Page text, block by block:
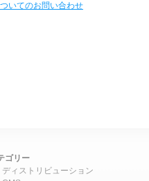
いてのお問い合わせ
ゴリー
ディストリビューション